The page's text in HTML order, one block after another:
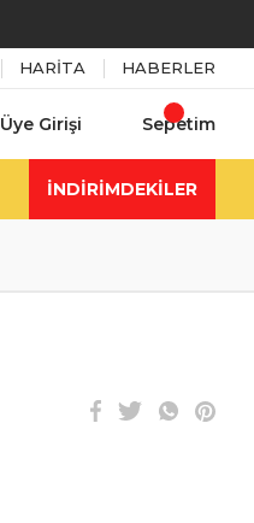
HARİTA HABERLER
Üye Girişi Sepetim
İNDİRİMDEKİLER